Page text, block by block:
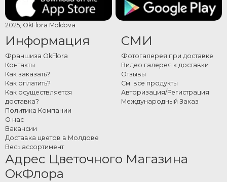
2025, OkFlora Moldova
Информация
Франшиза OkFlora
Контакты
Как заказать?
Как оплатить?
Как осуществляется
доставка?
Политика Компании
О нас
Вакансии
Доставка цветов в Молдове
Весь ассортимент
СМИ
Фотогалерея при доставке
Видео галерея к доставки
Отзывы
См. все продукты
Авторизация/Регистрация
Международный Заказ
Адрес Цветочного Магазина
ОкФлора